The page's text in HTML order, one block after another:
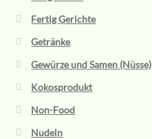
Fertig Gerichte
Getränke
Gewürze und Samen (Nüsse)
Kokosprodukt
Non-Food
Nudeln